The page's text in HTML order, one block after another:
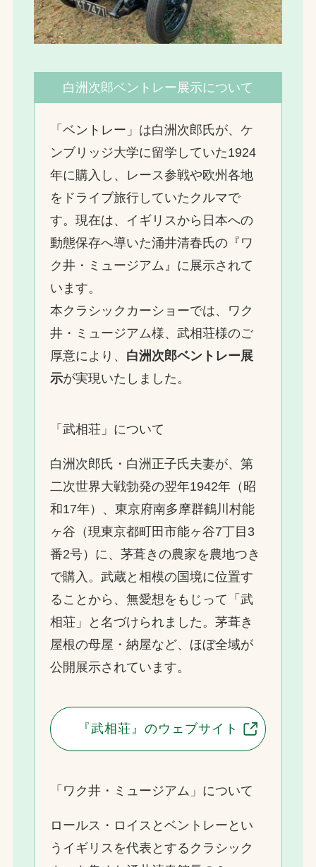
白洲次郎ベントレー展示について
「ベントレー」は白洲次郎氏が、ケ
ンブリッジ大学に留学していた1924
年に購入し、レース参戦や欧州各地
をドライブ旅行していたクルマで
す。現在は、イギリスから日本への
動態保存へ導いた涌井清春氏の『ワ
ク井・ミュージアム』に展示されて
います。
本クラシックカーショーでは、ワク
井・ミュージアム様、武相荘様のご
厚意により、 白洲次郎ベントレー展
示が実現いたしました。
「武相荘」について
白洲次郎氏・白洲正子氏夫妻が、第
二次世界大戦勃発の翌年1942年（昭
和17年）、東京府南多摩群鶴川村能
ヶ谷（現東京都町田市能ヶ谷7丁目3
番2号）に、茅葺きの農家を農地つき
で購入。武蔵と相模の国境に位置す
ることから、無愛想をもじって「武
相荘」と名づけられました。茅葺き
屋根の母屋・納屋など、ほぼ全域が
公開展示されています。
『武相荘』のウェブサイト
「ワク井・ミュージアム」について
ロールス・ロイスとベントレーとい
うイギリスを代表とするクラシック